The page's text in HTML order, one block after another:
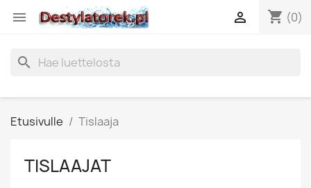
 shopping_cart (0)

search
Etusivulle Tislaaja
TISLAAJAT